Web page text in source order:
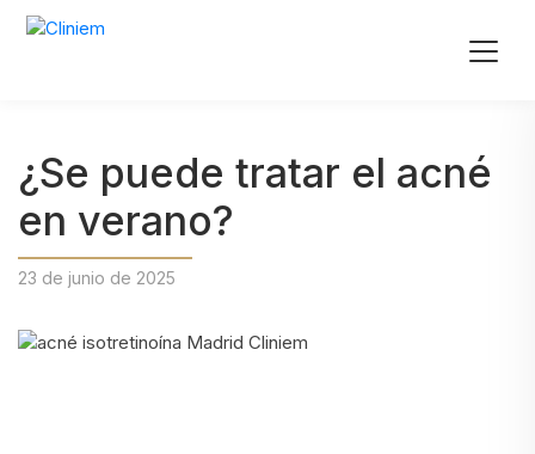
¿Se puede tratar el acné
en verano?
23 de junio de 2025